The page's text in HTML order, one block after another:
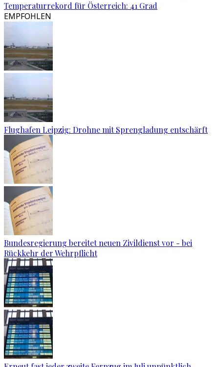
Temperaturrekord für Österreich: 41 Grad
EMPFOHLEN
Flughafen Leipzig: Drohne mit Sprengladung entschärft
Bundesregierung bereitet neuen Zivildienst vor - bei
Rückkehr der Wehrpflicht